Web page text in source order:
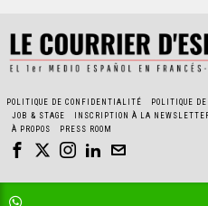
POLITIQUE DE CONFIDENTIALITÉ POLITIQUE DE
JOB & STAGE
INSCRIPTION À LA
À PROPOS
PRESS ROOM